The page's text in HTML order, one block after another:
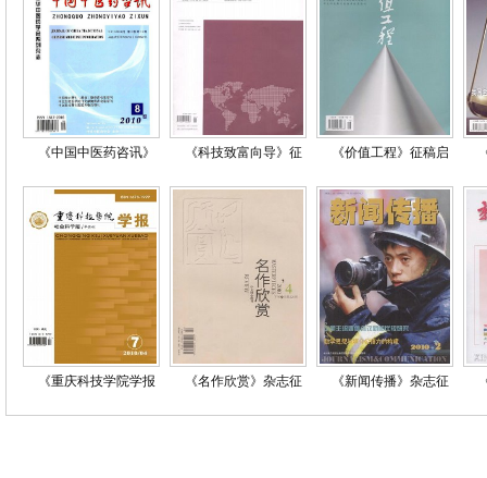
《中国中医药咨讯》 《科技致富向导》征 《价值工程》征稿启
《重庆科技学院学报 《名作欣赏》杂志征 《新闻传播》杂志征